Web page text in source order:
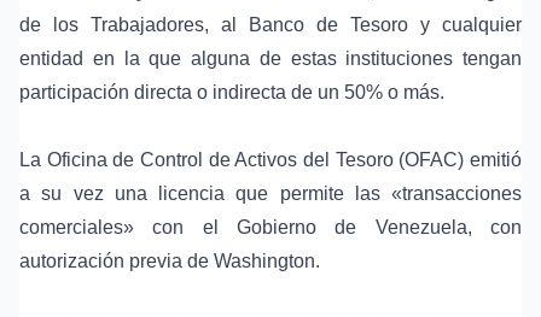
de los Trabajadores, al Banco de Tesoro y cualquier
entidad en la que alguna de estas instituciones tengan
participación directa o indirecta de un 50% o más.
La Oficina de Control de Activos del Tesoro (OFAC) emitió
a su vez una licencia que permite las «transacciones
comerciales» con el Gobierno de Venezuela, con
autorización previa de Washington.